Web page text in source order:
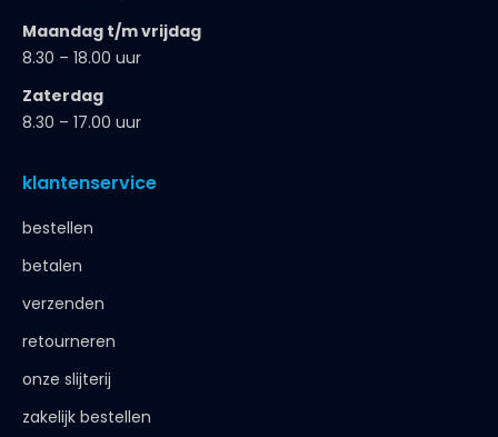
Maandag t/m vrijdag
8.30 – 18.00 uur
Zaterdag
8.30 – 17.00 uur
klantenservice
bestellen
betalen
verzenden
retourneren
onze slijterij
zakelijk bestellen